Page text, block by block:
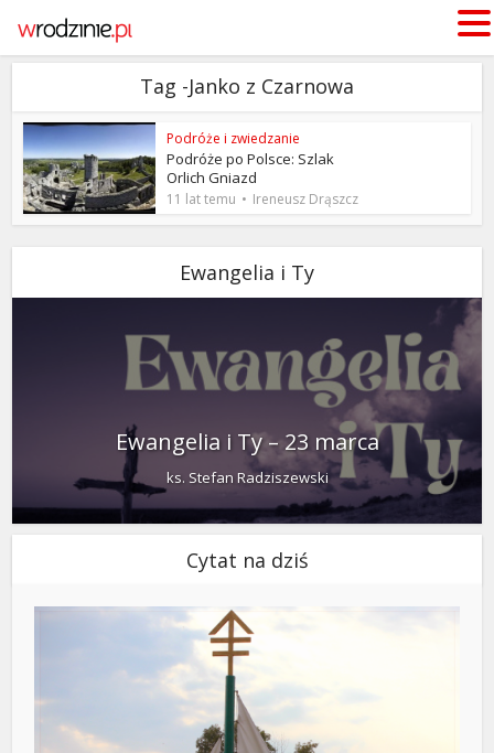
Tag -Janko z Czarnowa
Podróże i zwiedzanie
Podróże po Polsce: Szlak
Orlich Gniazd
11 lat temu Ireneusz Drąszcz
Ewangelia i Ty
Ewangelia i Ty – 23 marca
ks. Stefan Radziszewski
Cytat na dziś